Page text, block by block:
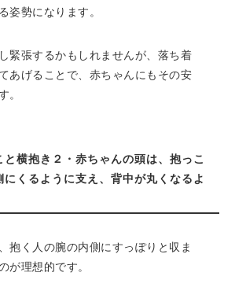
姿勢になります。
緊張するかもしれませんが、落ち着
あげることで、赤ちゃんにもその安
。
横抱き２・赤ちゃんの頭は、抱っこ
くるように支え、背中が丸くなるよ
抱く人の腕の内側にすっぽりと収ま
が理想的です。